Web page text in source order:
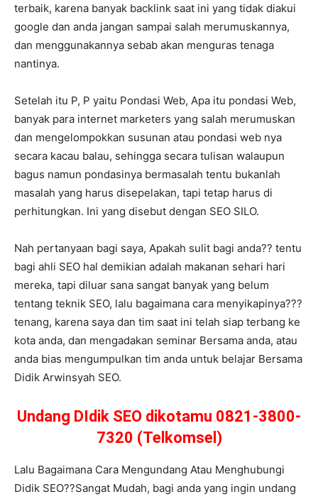
terbaik, karena banyak backlink saat ini yang tidak diakui
google dan anda jangan sampai salah merumuskannya,
dan menggunakannya sebab akan menguras tenaga
nantinya.
Setelah itu P, P yaitu Pondasi Web, Apa itu pondasi Web,
banyak para internet marketers yang salah merumuskan
dan mengelompokkan susunan atau pondasi web nya
secara kacau balau, sehingga secara tulisan walaupun
bagus namun pondasinya bermasalah tentu bukanlah
masalah yang harus disepelakan, tapi tetap harus di
perhitungkan. Ini yang disebut dengan SEO SILO.
Nah pertanyaan bagi saya, Apakah sulit bagi anda?? tentu
bagi ahli SEO hal demikian adalah makanan sehari hari
mereka, tapi diluar sana sangat banyak yang belum
tentang teknik SEO, lalu bagaimana cara menyikapinya???
tenang, karena saya dan tim saat ini telah siap terbang ke
kota anda, dan mengadakan seminar Bersama anda, atau
anda bias mengumpulkan tim anda untuk belajar Bersama
Didik Arwinsyah SEO.
Undang DIdik SEO dikotamu 0821-3800-
7320 (Telkomsel)
Lalu Bagaimana Cara Mengundang Atau Menghubungi
Didik SEO??Sangat Mudah, bagi anda yang ingin undang